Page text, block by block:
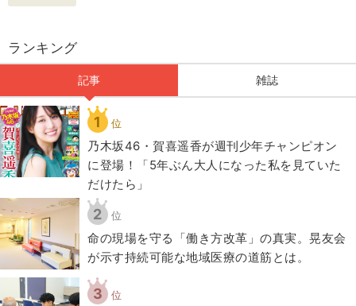
ランキング
記事 雑誌
1 位
乃木坂46・賀喜遥香が週刊少年チャンピオン
に登場！「5年ぶん大人になった私を見ていた
だけたら」
2 位
​命の現場を守る「働き方改革」の真実。晃友会
が示す持続可能な地域医療の道筋とは。
3 位